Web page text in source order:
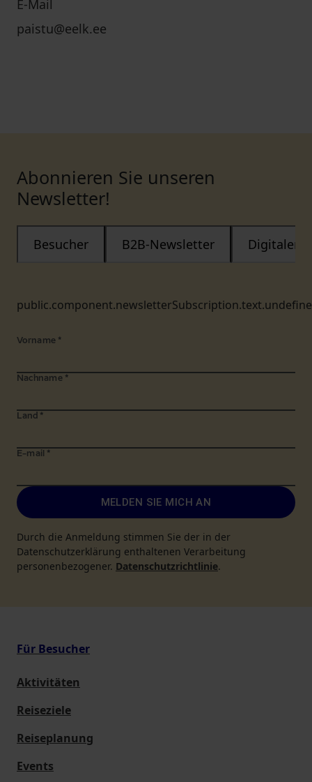
E-Mail
paistu@eelk.ee
Abonnieren Sie unseren
Newsletter!
Besucher B2B-Newsletter Digitaler
Vorname *
Nachname *
Land *
E-mail *
MELDEN SIE MICH AN
Durch die Anmeldung stimmen Sie der in der
Datenschutzerklärung enthaltenen Verarbeitung
personenbezogener. Datenschutzrichtlinie.
Für Besucher
Aktivitäten
Reiseziele
Reiseplanung
Events